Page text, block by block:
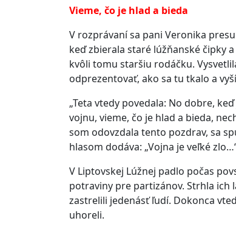
Vieme, čo je hlad a bieda
V rozprávaní sa pani Veronika
keď zbierala staré lúžňanské čipky
kvôli tomu staršiu rodáčku.
odprezentovať, ako sa tu tkalo a
„Teta vtedy povedala: No dobre,
vojnu, vieme, čo je hlad a bieda,
som odovzdala tento pozdrav, sa
hlasom dodáva: „Vojna je veľké
V Liptovskej Lúžnej padlo počas
potraviny pre partizánov. Strhla ich
zastrelili jedenásť ľudí. Dokonca
uhoreli.